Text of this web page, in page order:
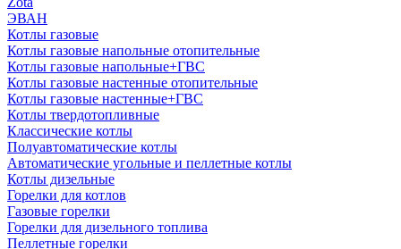
ЭВАН
Котлы газовые
Котлы газовые напольные отопительные
Котлы газовые напольные+ГВС
Котлы газовые настенные отопительные
Котлы газовые настенные+ГВС
Котлы твердотопливные
Классические котлы
Полуавтоматические котлы
Автоматические угольные и пеллетные котлы
Котлы дизельные
Горелки для котлов
Газовые горелки
Горелки для дизельного топлива
Пеллетные горелки